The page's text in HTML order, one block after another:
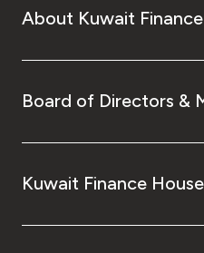
About Kuwait
Board of Directors &
Kuwait Finance